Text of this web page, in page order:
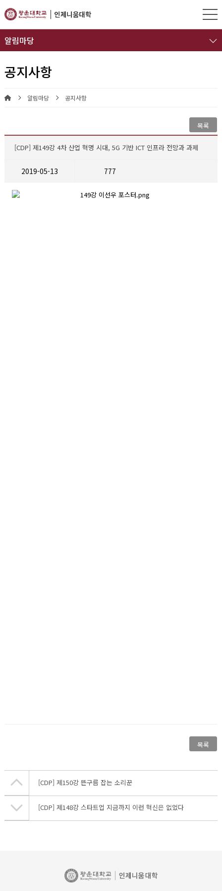
알림마당
공지사항
알림마당 공지사항
목록
[CDP] 제149강 4차 산업 혁명 시대, 5G 기반 ICT 인프라 전망과 과제
2019-05-13 777
목록
[CDP] 제150강 뜬구름 잡는 소리꾼
[CDP] 제148강 스타트업 지금까지 이런 혁신은 없었다